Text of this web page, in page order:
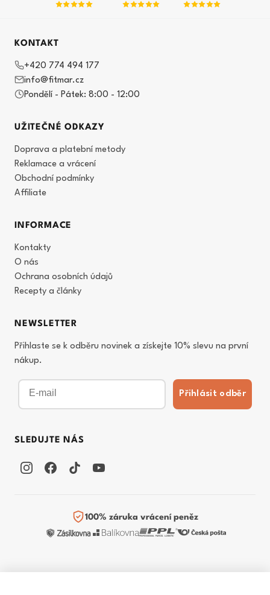
KONTAKT
+420 774 494 177
info@fitmar.cz
Pondělí - Pátek: 8:00 - 12:00
UŽITEČNÉ ODKAZY
Doprava a platební metody
Reklamace a vrácení
Obchodní podmínky
Affiliate
INFORMACE
Kontakty
O nás
Ochrana osobních údajů
Recepty a články
NEWSLETTER
Přihlaste se k odběru novinek a získejte 10% slevu na první
nákup.
Email
Přihlásit odběr
SLEDUJTE NÁS
100% záruka vrácení peněz